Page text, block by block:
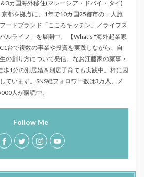
3カ国海外移住(マレーシア・ドバイ・タイ)
都を拠点に、1年で10カ国25都市の一人旅
ードブランド「こころキッチン」／ライフス
ルライフ」を展開中。 【What's "海外起業家
台で複数の事業や投資を実践しながら、自
の創り方について発信。なお江藤家の家事・
歩1分の別居婚＆別居子育ても実践中。枠に囚
ています。SNS総フォロワー数は3万人、メ
人が購読中。
Follow Me